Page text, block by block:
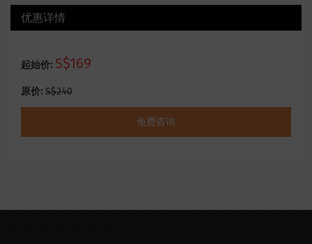
优惠详情
起始价: S$169
原价: S$240
免费咨询